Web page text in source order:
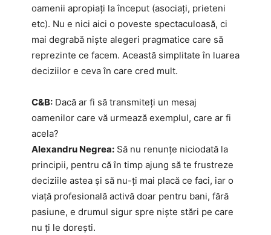
oamenii apropiați la început (asociați, prieteni
etc). Nu e nici aici o poveste spectaculoasă, ci
mai degrabă niște alegeri pragmatice care să
reprezinte ce facem. Această simplitate în luarea
deciziilor e ceva în care cred mult.
C&B: Dacă ar fi să transmiteți un mesaj
oamenilor care vă urmează exemplul, care ar fi
acela?
Alexandru Negrea: Să nu renunțe niciodată la
principii, pentru că în timp ajung să te frustreze
deciziile astea și să nu-ți mai placă ce faci, iar o
viață profesională activă doar pentru bani, fără
pasiune, e drumul sigur spre niște stări pe care
nu ți le dorești.